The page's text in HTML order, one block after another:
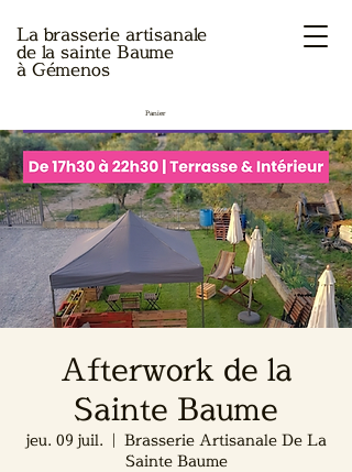
La brasserie artisanale
de la sainte Baume
à Gémenos
Panier
Afterwork de la
Sainte Baume
jeu. 09 juil.
  |
Brasserie Artisanale De La
Sainte Baume